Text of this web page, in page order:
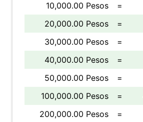
10,000.00 Pesos
=
20,000.00 Pesos
=
30,000.00 Pesos
=
40,000.00 Pesos
=
50,000.00 Pesos
=
100,000.00 Pesos
=
200,000.00 Pesos
=